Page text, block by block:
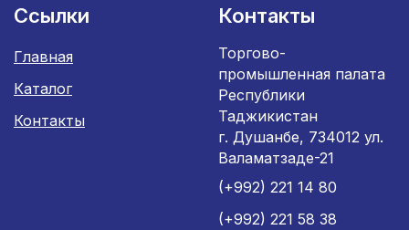
Ссылки
Главная
Каталог
Контакты
Контакты
Торгово-
промышленная палата
Республики
Таджикистан
г. Душанбе, 734012 ул.
Валаматзаде-21
(+992) 221 14 80
(+992) 221 58 38